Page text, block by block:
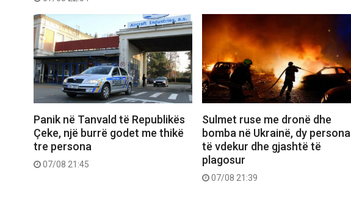
Panik në Tanvald të Republikës
Çeke, një burrë godet me thikë
tre persona
07/08 21:45
Sulmet ruse me dronë dhe
bomba në Ukrainë, dy persona
të vdekur dhe gjashtë të
plagosur
07/08 21:39